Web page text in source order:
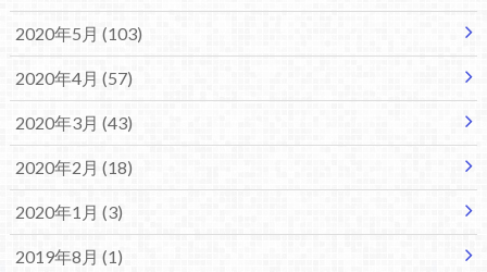
2020年5月 (103)
2020年4月 (57)
2020年3月 (43)
2020年2月 (18)
2020年1月 (3)
2019年8月 (1)